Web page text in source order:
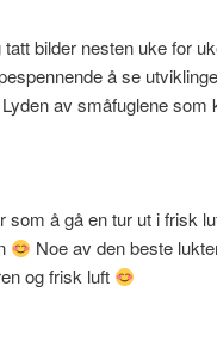
tatt bilder nesten uke for
å se
Lyden av småfuglene som
som å gå en tur ut i frisk
Noe av den beste
og frisk luft